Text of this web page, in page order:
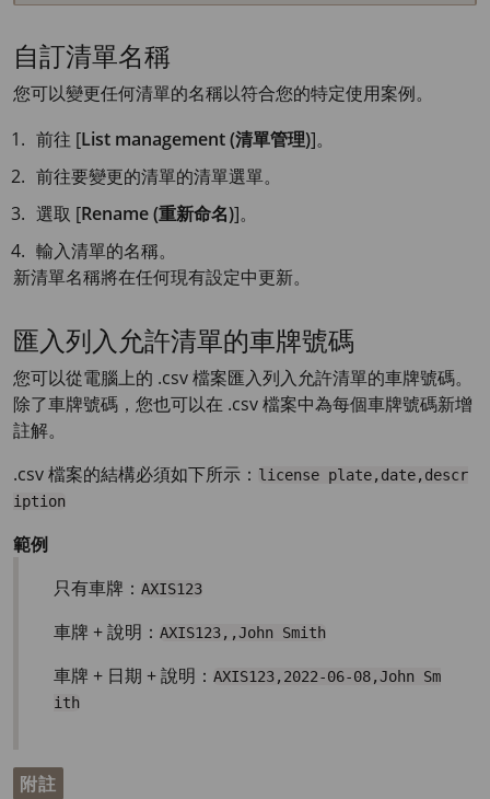
自訂清單名稱
您可以變更任何清單的名稱以符合您的特定使用案例。
前往 [List management (清單管理)]。
前往要變更的清單的清單選單。
選取 [Rename (重新命名)]。
輸入清單的名稱。
新清單名稱將在任何現有設定中更新。
匯入列入允許清單的車牌號碼
您可以從電腦上的 .csv 檔案匯入列入允許清單的車牌號碼。
除了車牌號碼，您也可以在 .csv 檔案中為每個車牌號碼新增
註解。
.csv 檔案的結構必須如下所示： license plate,date,descr
iption
範例
只有車牌： AXIS123
車牌 + 說明： AXIS123,,John Smith
車牌 + 日期 + 說明： AXIS123,2022-06-08,John Sm
ith
附註